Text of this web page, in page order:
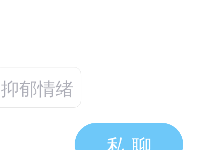
抑郁情绪
私 聊